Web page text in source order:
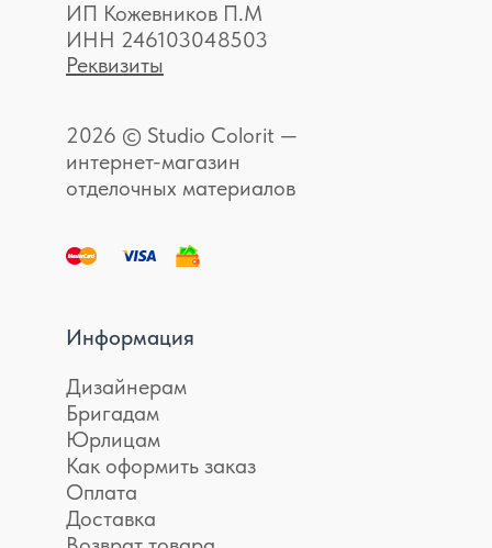
ИП Кожевников П.М
ИНН 246103048503
Реквизиты
2026 © Studio Colorit —
интернет-магазин
отделочных материалов
Информация
Дизайнерам
Бригадам
Юрлицам
Как оформить заказ
Оплата
Доставка